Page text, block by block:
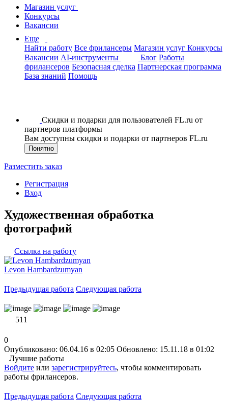
Магазин услуг
Конкурсы
Вакансии
Еще
Найти работу Все фрилансеры Магазин услуг Конкурсы
Вакансии AI-инструменты Блог Работы
фрилансеров Безопасная сделка Партнерская программа
База знаний Помощь
Скидки и подарки для пользователей FL.ru от
партнеров платформы
Вам доступны скидки и подарки от партнеров FL.ru
Понятно
Разместить заказ
Регистрация
Вход
Художественная обработка
фотографий
Ссылка на работу
Levon Hambardzumyan
Предыдущая работа Следующая работа
511
0
Опубликовано: 06.04.16 в 02:05 Обновлено: 15.11.18 в 01:02
Лучшие работы
Войдите или зарегистрируйтесь, чтобы комментировать
работы фрилансеров.
Предыдущая работа Следующая работа